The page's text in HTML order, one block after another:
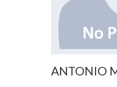
ANTONIO